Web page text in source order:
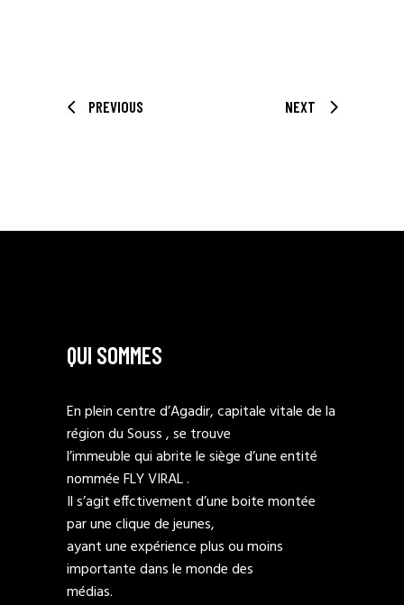
PREVIOUS NEXT
QUI SOMMES
En plein centre d’Agadir, capitale vitale de la
région du Souss , se trouve
l’immeuble qui abrite le siège d’une entité
nommée FLY VIRAL .
Il s’agit effctivement d’une boite montée
par une clique de jeunes,
ayant une expérience plus ou moins
importante dans le monde des
médias.